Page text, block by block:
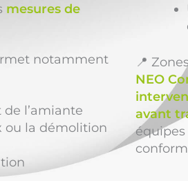
mesures de
notamment
l’amiante
ou la démolition
📍
NEO
avant